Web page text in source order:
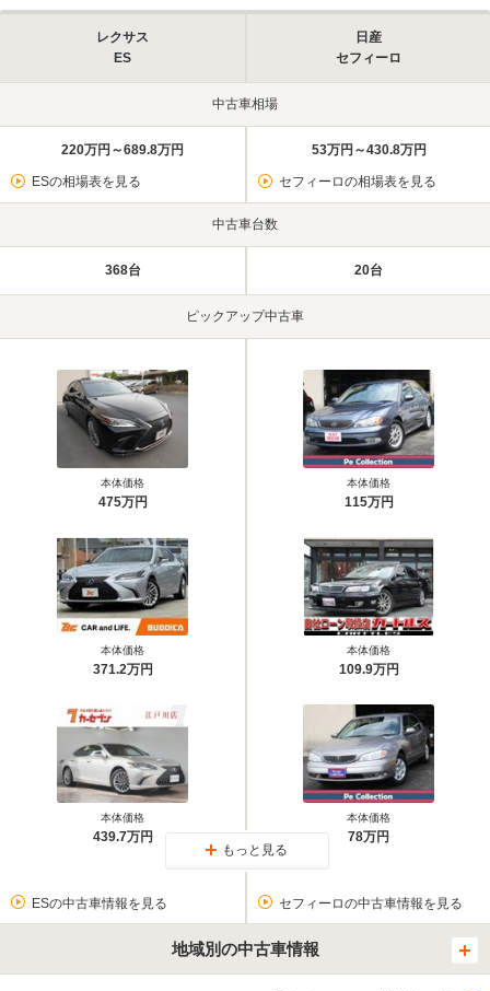
レクサス
ES
日産
セフィーロ
中古車相場
220万円～689.8万円
ESの相場表を見る
53万円～430.8万円
セフィーロの相場表を見る
中古車台数
368台 20台
ピックアップ中古車
本体価格
475万円
本体価格
371.2万円
本体価格
439.7万円
本体価格
115万円
本体価格
109.9万円
本体価格
78万円
もっと見る
ESの中古車情報を見る セフィーロの中古車情報を見る
地域別の中古車情報